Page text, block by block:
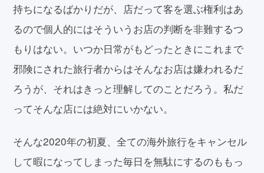
持ちになるばかりだが、店だって客を選ぶ権利はあ
るので個人的にはそういうお店の判断を非難するつ
もりはない。いつか日常がもどったときにこれまで
邪険にされた旅行者からはそんなお店は嫌われるだ
ろうが、それはきっと理解してのことだろう。私だ
ってそんな店には絶対にいかない。
そんな2020年の初夏、全ての海外旅行をキャンセル
して暇になってしまった毎日を無駄にするのももっ